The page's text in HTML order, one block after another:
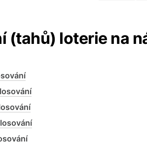
(tahů) loterie na